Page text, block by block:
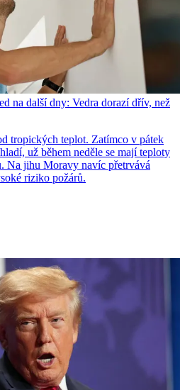
na další dny: Vedra dorazí dřív, než
tropických teplot. Zatímco v pátek
už během neděle se mají teploty
Na jihu Moravy navíc přetrvává
riziko požárů.